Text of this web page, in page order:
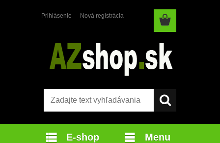
Prihlásenie Nová registrácia
E-shop Menu